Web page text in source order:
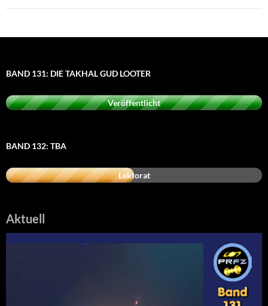
BAND 131: DIE TAKHAL GUD LOOTER
Veröffentlicht
BAND 132: TBA
Lektorat
Aktuell